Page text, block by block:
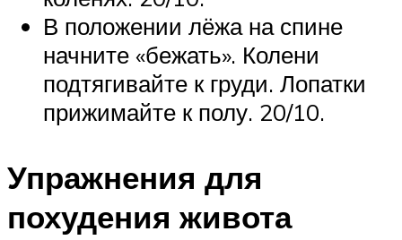
В положении лёжа на спине
начните «бежать». Колени
подтягивайте к груди. Лопатки
прижимайте к полу. 20/10.
Упражнения для
похудения живота